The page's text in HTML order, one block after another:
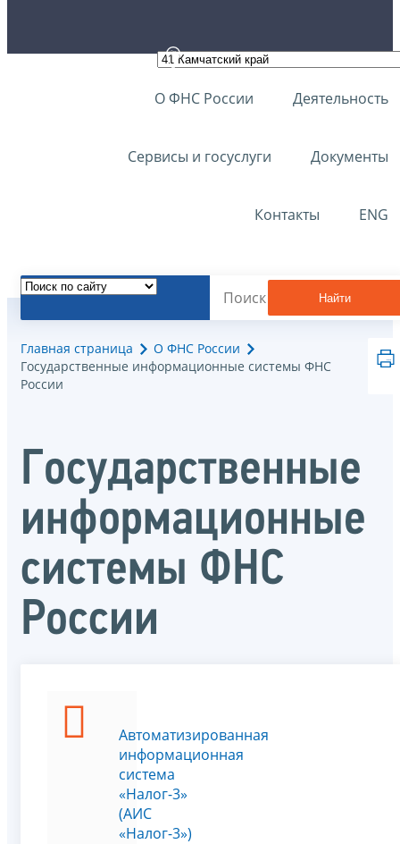
О ФНС России Деятельность
Сервисы и госуслуги Документы
Контакты ENG
Найти
Главная страница
О ФНС России
Государственные информационные системы ФНС
России
Государственные
информационные
системы ФНС
России
Автоматизированная
информационная
система
«Налог-3»
(АИС
«Налог-3»)